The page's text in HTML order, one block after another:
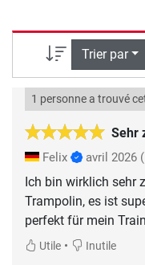
Trier par
Sehr
1 personne a trouvé
Felix avril 2026
Ich bin wirklich sehr
Trampolin, es ist
perfekt für mein
Utile • Inutile